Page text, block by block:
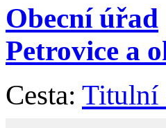
Obecní úřad
Petrovice a
Cesta: Titulní